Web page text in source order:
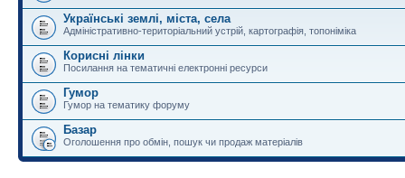
Українські землі, міста, села
Адміністративно-територіальний устрій, картографія, топоніміка
Корисні лінки
Посилання на тематичні електронні ресурси
Гумор
Гумор на тематику форуму
Базар
Оголошення про обмін, пошук чи продаж матеріалів